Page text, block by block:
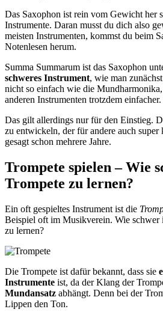
Das Saxophon ist rein vom Gewicht her
Instrumente. Daran musst du dich also
meisten Instrumenten, kommst du beim
Notenlesen herum.
Summa Summarum ist das Saxophon
schweres Instrument, wie man
nicht so einfach wie die
anderen Instrumenten trotzdem einfacher.
Das gilt allerdings nur für den Einstieg.
zu entwickeln, der für andere auch super
gesagt schon mehrere Jahre.
Trompete spielen – Wie
Trompete zu lernen?
Ein oft gespieltes Instrument ist die
Beispiel oft im Musikverein. Wie schwer
zu lernen?
Die Trompete ist dafür bekannt, dass sie
Instrumente ist, da der Klang der
Mundansatz abhängt. Denn bei der
Lippen den Ton.